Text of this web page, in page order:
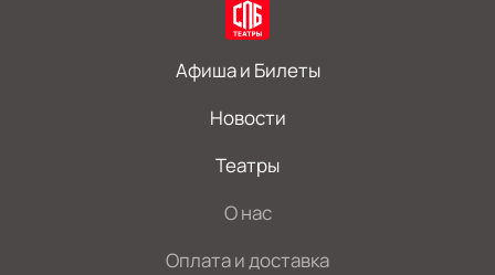
Афиша и Билеты
Новости
Театры
О нас
Оплата и доставка